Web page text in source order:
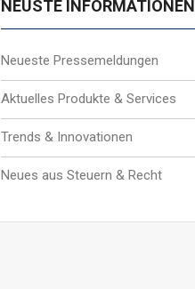
NEUSTE INFORMATIONEN
Neueste Pressemeldungen
Aktuelles Produkte & Services
Trends & Innovationen
Neues aus Steuern & Recht